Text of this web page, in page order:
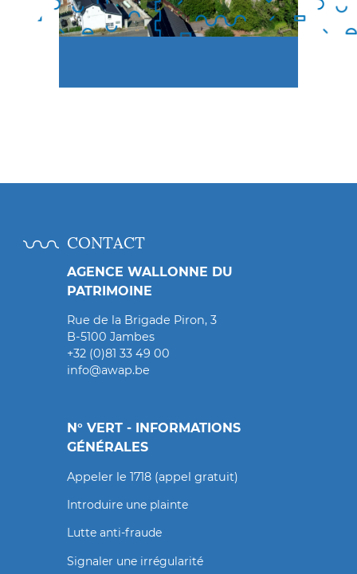
CONTACT
AGENCE WALLONNE DU
PATRIMOINE
Rue de la Brigade Piron, 3
B-5100 Jambes
+32 (0)81 33 49 00
info@awap.be
N° VERT - INFORMATIONS
GÉNÉRALES
Appeler le 1718 (appel gratuit)
Introduire une plainte
Lutte anti-fraude
Signaler une irrégularité